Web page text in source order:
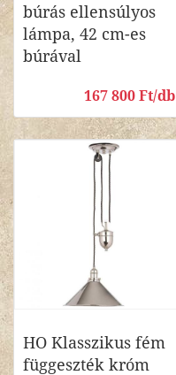
búrás ellensúlyos
lámpa, 42 cm-es
búrával
167 800 Ft/db
HO Klasszikus fém
függeszték króm